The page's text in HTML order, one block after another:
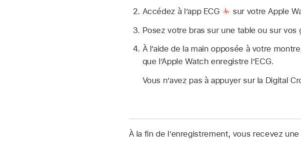
Accédez à l’app ECG
sur votre Apple
Posez votre bras sur une table ou sur vos
À l’aide de la main opposée à votre
que l’Apple Watch enregistre l’ECG.
Vous n’avez pas à appuyer sur la Digital
À la fin de l’enregistrement, vous recevez